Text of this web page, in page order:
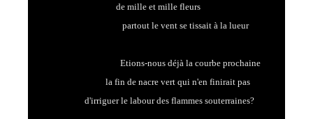
de mille et mille fleurs
partout le vent se tissait à la lueur
Etions-nous déjà la courbe prochaine
la fin de nacre vert qui n'en finirait pas
d'irriguer le labour des flammes souterraines?